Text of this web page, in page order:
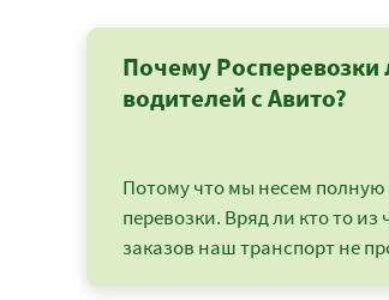
Почему
водителей с Авито?
Потому что мы несем полную
перевозки. Вряд ли кто то из
заказов наш транспорт не